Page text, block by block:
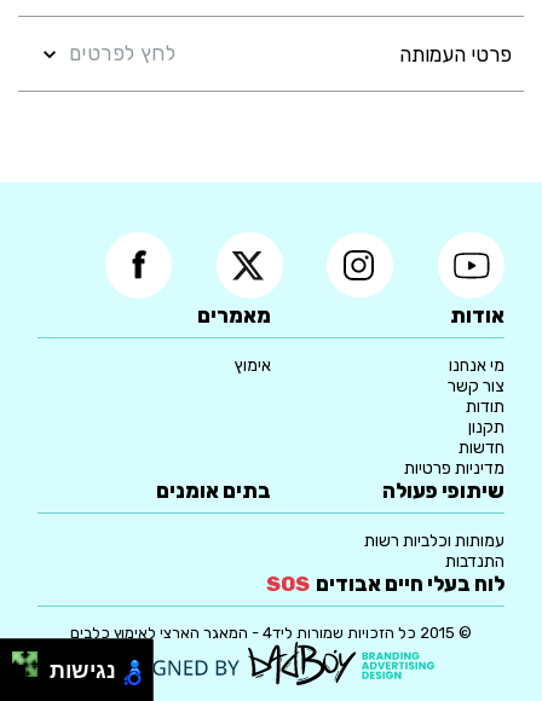
פרטי העמותה לחץ לפרטים
אודות
מי אנחנו
צור קשר
תודות
תקנון
חדשות
מדיניות פרטיות
מאמרים
אימוץ
שיתופי פעולה
עמותות וכלביות רשות
התנדבות
בתים אומנים
לוח בעלי חיים אבודים SOS
© 2015 כל הזכויות שמורות ליד4 - המאגר הארצי לאימוץ כלבים
נגישות